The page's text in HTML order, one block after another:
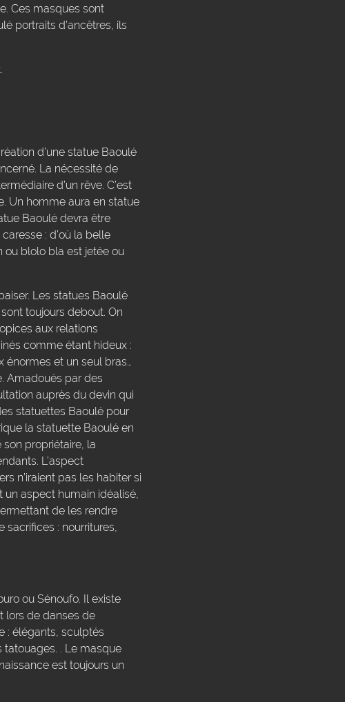
Ces masques sont
portraits d’ancêtres, ils
d’une statue Baoulé
La nécessité de
d’un rêve. C’est
Un homme aura en statue
Baoulé devra être
: d’où la belle
ou blolo bla est jetée ou
Les statues Baoulé
toujours debout. On
aux relations
comme étant hideux :
énormes et un seul bras…
Amadoués par des
auprès du devin qui
statuettes Baoulé pour
la statuette Baoulé en
propriétaire, la
L’aspect
n’iraient pas les habiter si
un aspect humain idéalisé,
de les rendre
sacrifices : nourritures,
ou Sénoufo. Il existe
lors de danses de
: élégants, sculptés
. Le masque
est toujours un